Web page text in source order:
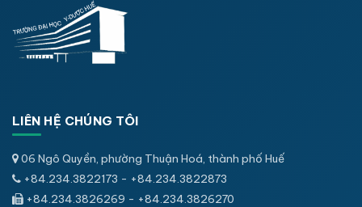
LIÊN HỆ CHÚNG TÔI
06 Ngô Quyền, phường Thuận Hoá, thành phố Huế
+84.234.3822173 - +84.234.3822873
+84.234.3826269 - +84.234.3826270